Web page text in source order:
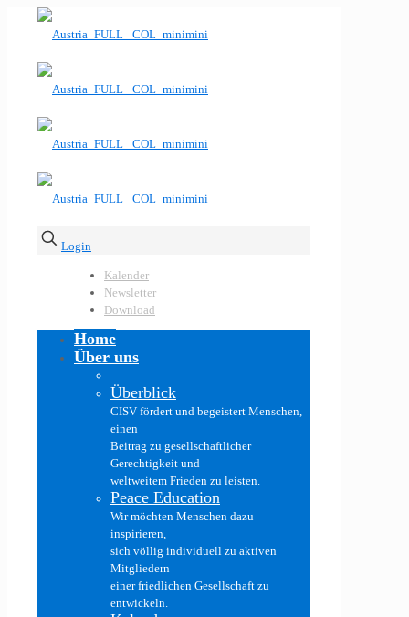
Login
Kalender
Newsletter
Download
Home
Über uns
Überblick
CISV fördert und begeistert Menschen,
einen
Beitrag zu gesellschaftlicher
Gerechtigkeit und
weltweitem Frieden zu leisten.
Peace Education
Wir möchten Menschen dazu
inspirieren,
sich völlig individuell zu aktiven
Mitgliedern
einer friedlichen Gesellschaft zu
entwickeln.